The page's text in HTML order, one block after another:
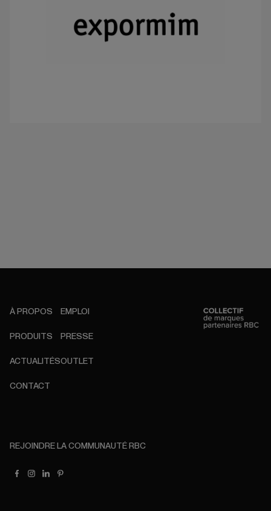
À PROPOS
PRODUITS
ACTUALITÉS
CONTACT
EMPLOI
PRESSE
OUTLET
REJOINDRE LA COMMUNAUTÉ RBC